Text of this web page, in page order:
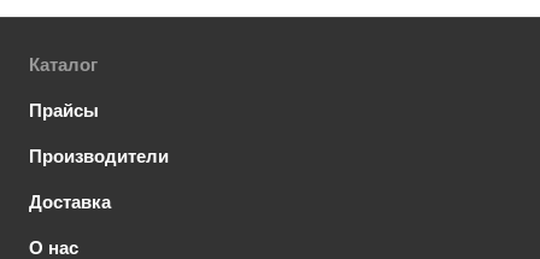
Каталог
Прайсы
Производители
Доставка
О нас